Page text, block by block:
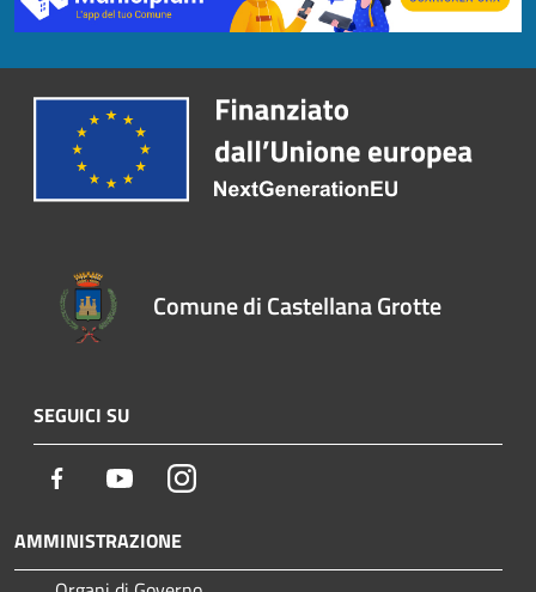
Comune di Castellana Grotte
SEGUICI SU
Facebook YoutubeInstagram
AMMINISTRAZIONE